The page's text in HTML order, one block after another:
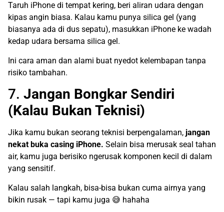
Taruh iPhone di tempat kering, beri aliran udara dengan
kipas angin biasa. Kalau kamu punya silica gel (yang
biasanya ada di dus sepatu), masukkan iPhone ke wadah
kedap udara bersama silica gel.
Ini cara aman dan alami buat nyedot kelembapan tanpa
risiko tambahan.
7. Jangan Bongkar Sendiri
(Kalau Bukan Teknisi)
Jika kamu bukan seorang teknisi berpengalaman, jangan
nekat buka casing iPhone. Selain bisa merusak seal tahan
air, kamu juga berisiko ngerusak komponen kecil di dalam
yang sensitif.
Kalau salah langkah, bisa-bisa bukan cuma airnya yang
bikin rusak — tapi kamu juga 😅 hahaha